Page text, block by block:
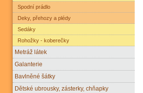
Spodní prádlo
Deky, přehozy a plédy
Sedáky
Rohožky - koberečky
Metráž látek
Galanterie
Bavlněné šátky
Dětské ubrousky, zásterky, chňapky